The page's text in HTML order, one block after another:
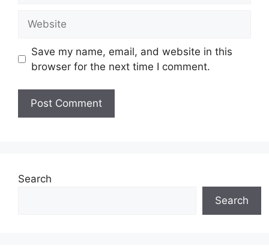
Save my name, email, and website in this
browser for the next time I comment.
Search
Search